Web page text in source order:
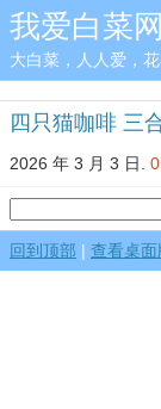
我爱白菜网
大白菜，人人爱，
四只猫咖啡 三
2026 年 3 月 3 日.
回到顶部 | 查看桌面